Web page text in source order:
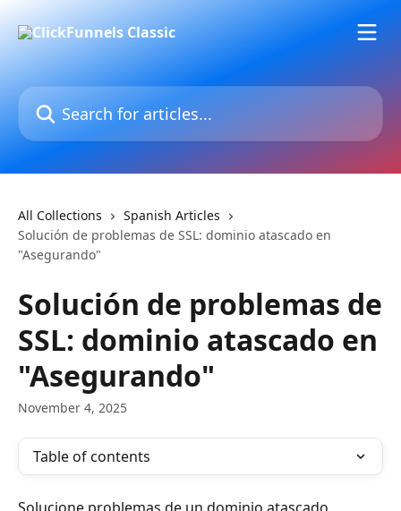
Search for articles...
All Collections
Spanish Articles
Solución de problemas de SSL: dominio atascado en
"Asegurando"
Solución de problemas de
SSL: dominio atascado en
"Asegurando"
November 4, 2025
Table of contents